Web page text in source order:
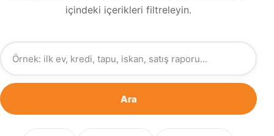
içindeki içerikleri filtreleyin.
Konut yazılarında ara
Ara